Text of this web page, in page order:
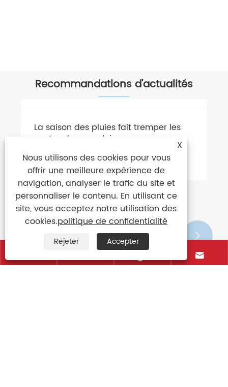
Recommandations d'actualités
La saison des pluies fait tremper les
ventes de parapluies
Voir plus >>


X
Nous utilisons des cookies pour vous
offrir une meilleure expérience de
navigation, analyser le trafic du site et
personnaliser le contenu. En utilisant ce
site, vous acceptez notre utilisation des
cookies.politique de confidentialité
Rejeter Accepter